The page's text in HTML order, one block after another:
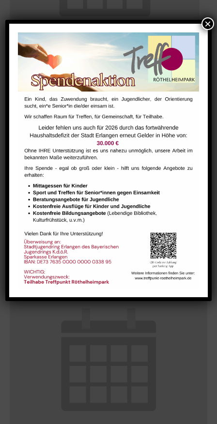
Hausaufgabenbetreuung (nicht während der Ferien)
August 10 @ 13:30
Internationaler Kaffeetreff
August 11 @ 10:00 - 12:00